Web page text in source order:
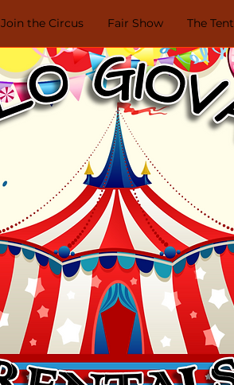
Join the Circus Fair Show The Tent